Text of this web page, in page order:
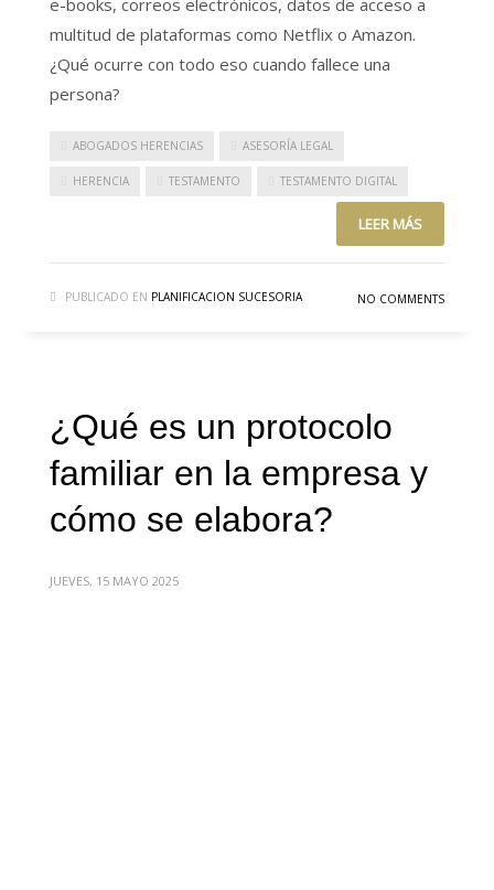
multitud de plataformas como Netflix o Amazon.
¿Qué ocurre con todo eso cuando fallece una
persona?
ABOGADOS HERENCIAS ASESORÍA LEGAL
HERENCIA TESTAMENTO TESTAMENTO DIGITAL
LEER MÁS
PUBLICADO EN PLANIFICACION SUCESORIA NO COMMENTS
¿Qué es un protocolo
familiar en la empresa y
cómo se elabora?
JUEVES, 15 MAYO 2025